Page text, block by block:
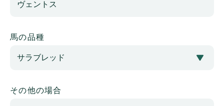
馬の品種
その他の場合